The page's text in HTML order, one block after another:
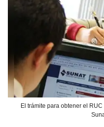
El trámite para obtener el